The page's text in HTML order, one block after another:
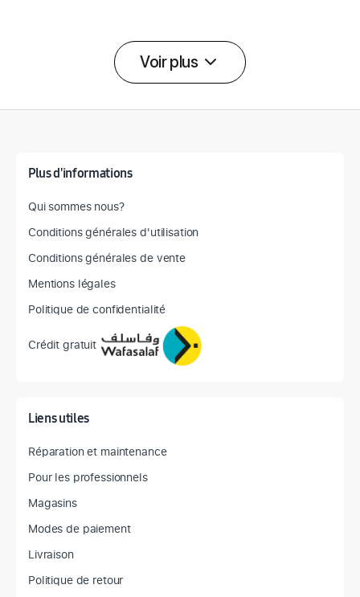
Voir plus
Plus d'informations
Qui sommes nous?
Conditions générales d'utilisation
Conditions générales de vente
Mentions légales
Politique de confidentialité
Crédit gratuit
Liens utiles
Réparation et maintenance
Pour les professionnels
Magasins
Modes de paiement
Livraison
Politique de retour